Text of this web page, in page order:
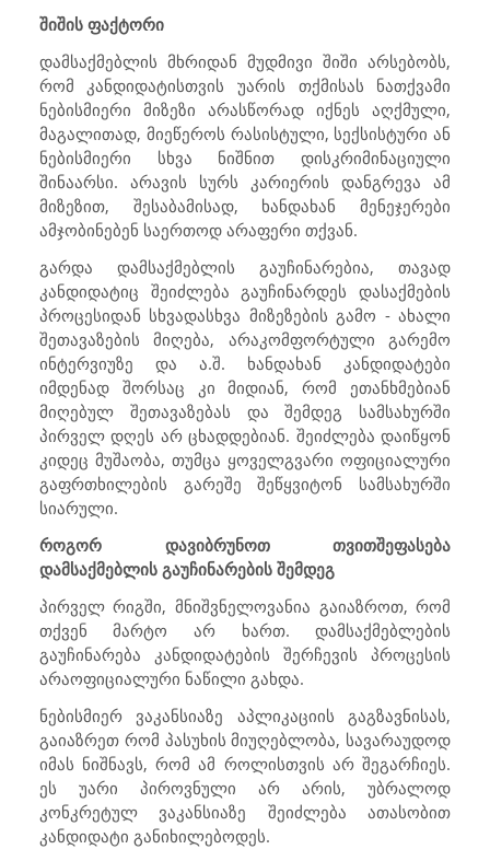
შიშის ფაქტორი
დამსაქმებლის მხრიდან მუდმივი შიში არსებობს,
რომ კანდიდატისთვის უარის თქმისას ნათქვამი
ნებისმიერი მიზეზი არასწორად იქნეს აღქმული,
მაგალითად, მიეწეროს რასისტული, სექსისტური ან
ნებისმიერი სხვა ნიშნით დისკრიმინაციული
შინაარსი. არავის სურს კარიერის დანგრევა ამ
მიზეზით, შესაბამისად, ხანდახან მენეჯერები
ამჯობინებენ საერთოდ არაფერი თქვან.
გარდა დამსაქმებლის გაუჩინარებია, თავად
კანდიდატიც შეიძლება გაუჩინარდეს დასაქმების
პროცესიდან სხვადასხვა მიზეზების გამო - ახალი
შეთავაზების მიღება, არაკომფორტული გარემო
ინტერვიუზე და ა.შ. ხანდახან კანდიდატები
იმდენად შორსაც კი მიდიან, რომ ეთანხმებიან
მიღებულ შეთავაზებას და შემდეგ სამსახურში
პირველ დღეს არ ცხადდებიან. შეიძლება დაიწყონ
კიდეც მუშაობა, თუმცა ყოველგვარი ოფიციალური
გაფრთხილების გარეშე შეწყვიტონ სამსახურში
სიარული.
როგორ დავიბრუნოთ თვითშეფასება
დამსაქმებლის გაუჩინარების შემდეგ
პირველ რიგში, მნიშვნელოვანია გაიაზროთ, რომ
თქვენ მარტო არ ხართ. დამსაქმებლების
გაუჩინარება კანდიდატების შერჩევის პროცესის
არაოფიციალური ნაწილი გახდა.
ნებისმიერ ვაკანსიაზე აპლიკაციის გაგზავნისას,
გაიაზრეთ რომ პასუხის მიუღებლობა, სავარაუდოდ
იმას ნიშნავს, რომ ამ როლისთვის არ შეგარჩიეს.
ეს უარი პიროვნული არ არის, უბრალოდ
კონკრეტულ ვაკანსიაზე შეიძლება ათასობით
კანდიდატი განიხილებოდეს.